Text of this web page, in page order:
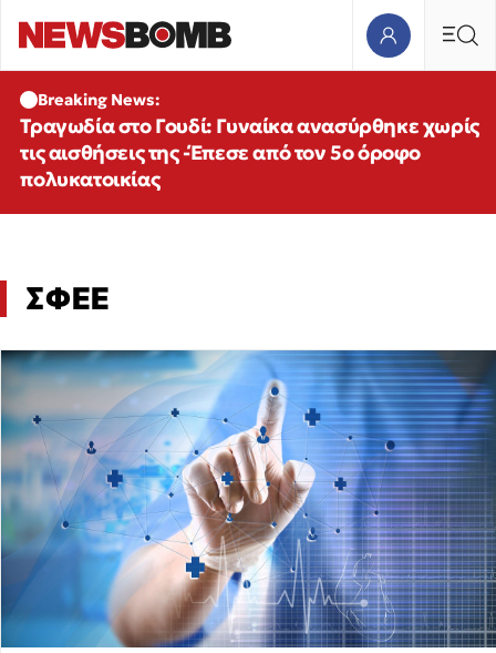
Breaking News:
Τραγωδία στο Γουδί: Γυναίκα ανασύρθηκε χωρίς
τις αισθήσεις της -Έπεσε από τον 5ο όροφο
πολυκατοικίας
ΣΦΕΕ